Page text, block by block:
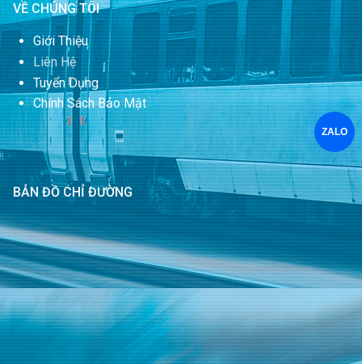
VỀ CHÚNG TÔI
Giới Thiệu
Liên Hệ
Tuyển Dụng
Chính Sách Bảo Mật
BẢN ĐỒ CHỈ ĐƯỜNG
ZALO